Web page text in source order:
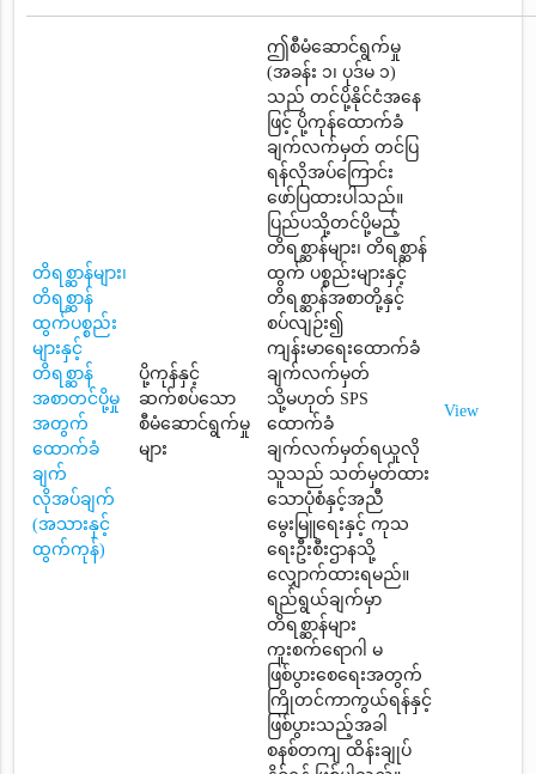
တိရစ္ဆာန်များ၊
တိရစ္ဆာန်
ထွက်ပစ္စည်း
များနှင့်
တိရစ္ဆာန်
အစာတင်ပို့မှု
အတွက်
ထောက်ခံ
ချက်
လိုအပ်ချက်
(အသားနှင့်
ထွက်ကုန်)
ပို့ကုန်နှင့်
ဆက်စပ်သော
စီမံဆောင်ရွက်မှု
များ
ဤစီမံဆောင်ရွက်မှု
(အခန်း ၁၊ ပုဒ်မ ၁)
သည် တင်ပို့နိုင်ငံအနေ
ဖြင့် ပို့ကုန်ထောက်ခံ
ချက်လက်မှတ် တင်ပြ
ရန်လိုအပ်ကြောင်း
ဖော်ပြထားပါသည်။
ပြည်ပသို့တင်ပို့မည့်
တိရစ္ဆာန်များ၊ တိရစ္ဆာန်
ထွက် ပစ္စည်းများနှင့်
တိရစ္ဆာန်အစာတို့နှင့်
စပ်လျဉ်း၍
ကျန်းမာရေးထောက်ခံ
ချက်လက်မှတ်
သို့မဟုတ် SPS
ထောက်ခံ
ချက်လက်မှတ်ရယူလို
သူသည် သတ်မှတ်ထား
သောပုံစံနှင့်အညီ
မွေးမြူရေးနှင့် ကုသ
ရေးဦးစီးဌာနသို့
လျှောက်ထားရမည်။
ရည်ရွယ်ချက်မှာ
တိရစ္ဆာန်များ
ကူးစက်ရောဂါ မ
ဖြစ်ပွားစေရေးအတွက်
ကြိုတင်ကာကွယ်ရန်နှင့်
ဖြစ်ပွားသည့်အခါ
စနစ်တကျ ထိန်းချုပ်
View